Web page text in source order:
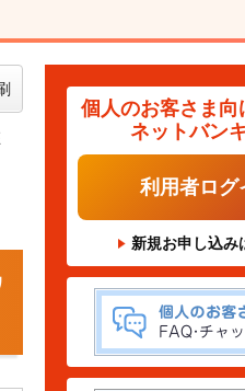
個人のお客さま向
ネットバン
利用者ログ
新規お申し込み